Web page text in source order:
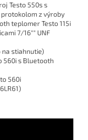
Testo 550s s
z výroby
teplomer Testo 115i
7/16"" UNF
stiahnutie)
560i s Bluetooth
560i